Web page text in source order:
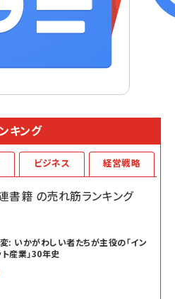
キング
書籍 の売れ筋ランキング
: いかがわしい者たちが主役の「イン
産業」30年史
ビジネス 経営戦略